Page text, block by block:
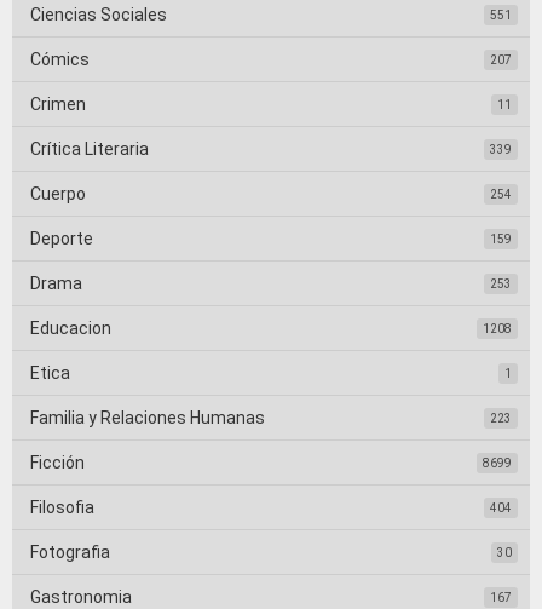
Ciencias Sociales 551
Cómics 207
Crimen 11
Crítica Literaria 339
Cuerpo 254
Deporte 159
Drama 253
Educacion 1208
Etica 1
Familia y Relaciones Humanas 223
Ficción 8699
Filosofia 404
Fotografia 30
Gastronomia 167